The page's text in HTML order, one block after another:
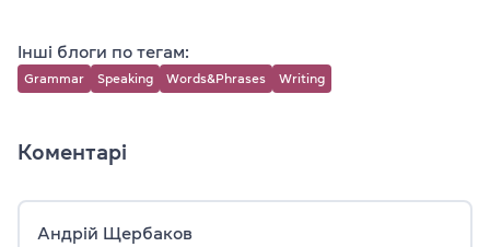
Інші блоги по тегам:
Grammar Speaking Words&Phrases Writing
Коментарі
Андрій Щербаков